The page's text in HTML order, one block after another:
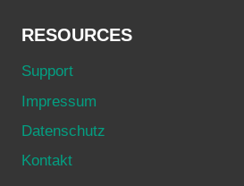
RESOURCES
Support
Impressum
Datenschutz
Kontakt